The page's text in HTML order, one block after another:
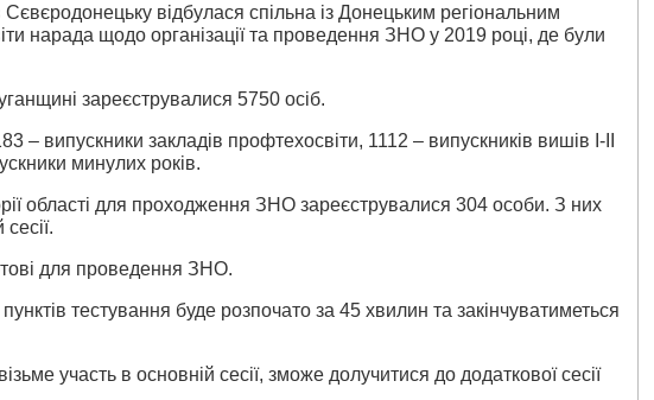
відбулася спільна із Донецьким регіональним
нарада щодо організації та проведення ЗНО у 2019 році, де були
зареєструвалися 5750 осіб.
– випускники закладів профтехосвіти, 1112 – випускників вишів І-ІІ
минулих років.
області для проходження ЗНО зареєструвалися 304 особи. З них
для проведення ЗНО.
тестування буде розпочато за 45 хвилин та закінчуватиметься
участь в основній сесії, зможе долучитися до додаткової сесії